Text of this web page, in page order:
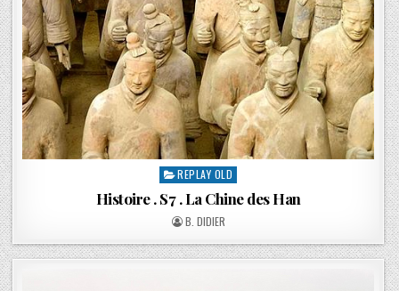
REPLAY OLD
Histoire . S7 . La Chine des Han
B. DIDIER